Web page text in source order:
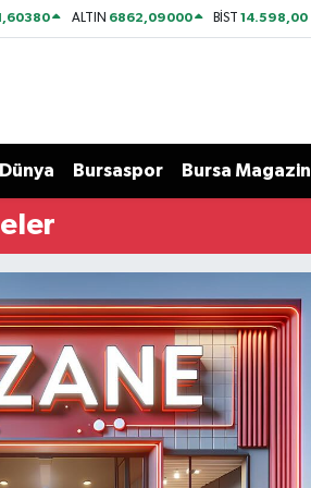
ALTIN 6862,09000 BİST14.598,00
Dünya Bursaspor Bursa Magazin